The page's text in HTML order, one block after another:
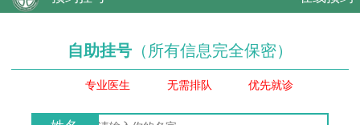
自助挂号 （所有信息完全保密）
专业医生 无需排队 优先就诊